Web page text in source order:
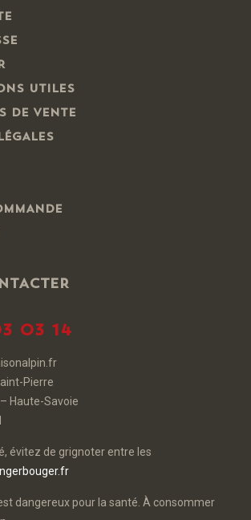
UTILES
DE VENTE
03 14
Pierre
Haute-Savoie
évitez de grignoter entre les
est dangereux pour la santé. À consommer